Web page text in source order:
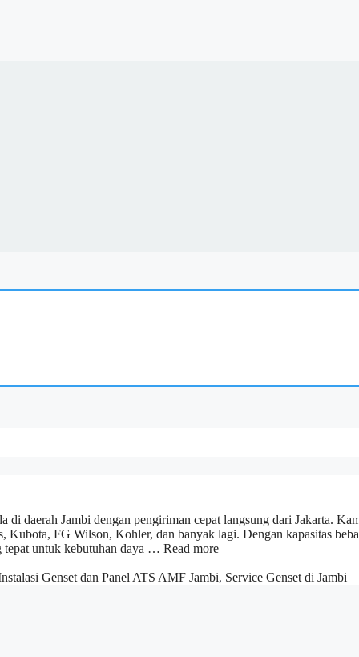
daerah Jambi dengan pengiriman cepat langsung dari Jakarta.
Kubota, FG Wilson, Kohler, dan banyak lagi. Dengan kapasitas
untuk kebutuhan daya … Read more
Genset dan Panel ATS AMF Jambi, Service Genset di Jambi